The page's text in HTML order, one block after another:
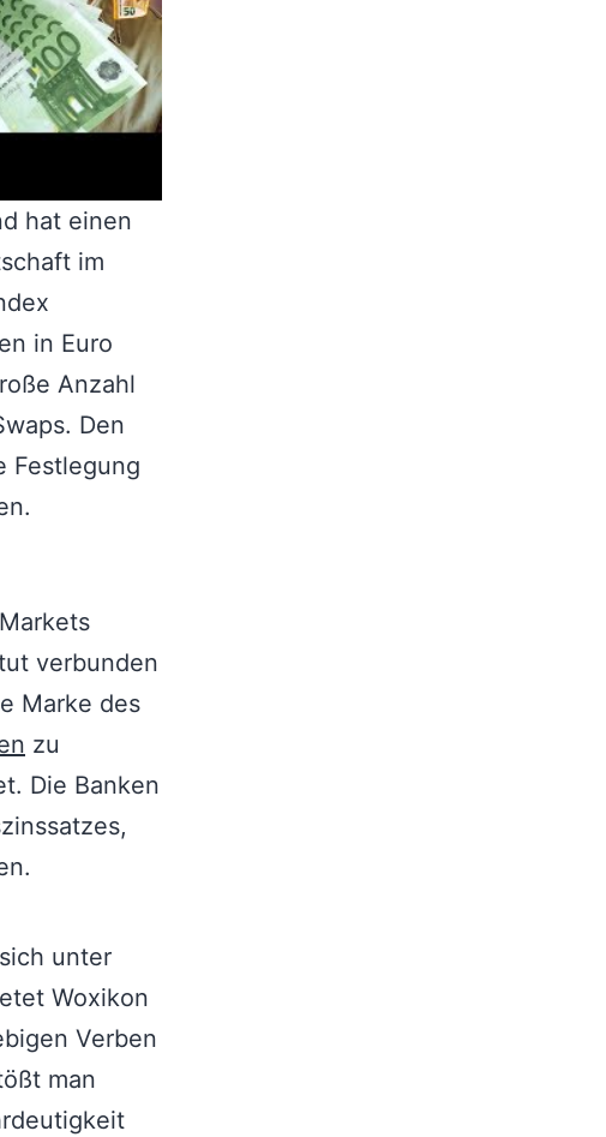
hat einen
im
in Euro
Anzahl
Den
Festlegung
verbunden
Marke des
zu
Die Banken
unter
Woxikon
Verben
man